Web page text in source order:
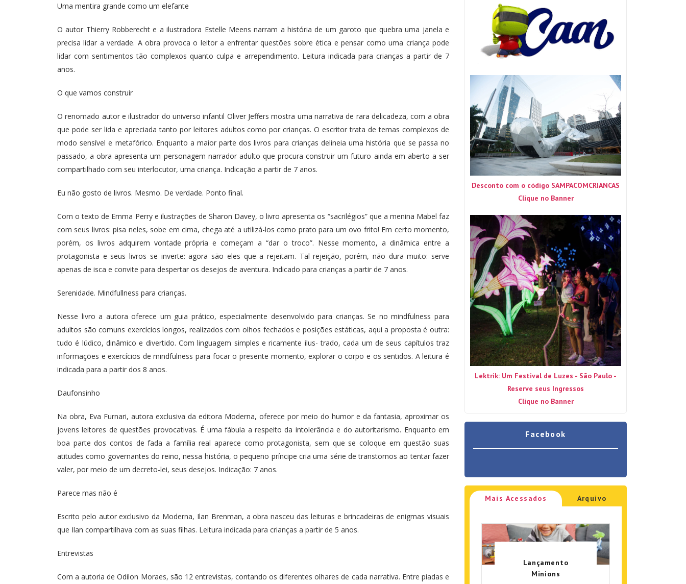
Uma mentira grande como um elefante
O autor Thierry Robberecht e a ilustradora Estelle Meens narram a história de um garoto que quebra uma janela e
precisa lidar a verdade. A obra provoca o leitor a enfrentar questões sobre ética e pensar como uma criança pode
lidar com sentimentos tão complexos quanto culpa e arrependimento. Leitura indicada para crianças a partir de 7
anos.
O que vamos construir
O renomado autor e ilustrador do universo infantil Oliver Jeffers mostra uma narrativa de rara delicadeza, com a obra
que pode ser lida e apreciada tanto por leitores adultos como por crianças. O escritor trata de temas complexos de
modo sensível e metafórico. Enquanto a maior parte dos livros para crianças delineia uma história que se passa no
passado, a obra apresenta um personagem narrador adulto que procura construir um futuro ainda em aberto a ser
compartilhado com seu interlocutor, uma criança. Indicação a partir de 7 anos.
Eu não gosto de livros. Mesmo. De verdade. Ponto final.
Com o texto de Emma Perry e ilustrações de Sharon Davey, o livro apresenta os “sacrilégios” que a menina Mabel faz
com seus livros: pisa neles, sobe em cima, chega até a utilizá-los como prato para um ovo frito! Em certo momento,
porém, os livros adquirem vontade própria e começam a “dar o troco”. Nesse momento, a dinâmica entre a
protagonista e seus livros se inverte: agora são eles que a rejeitam. Tal rejeição, porém, não dura muito: serve
apenas de isca e convite para despertar os desejos de aventura. Indicado para crianças a partir de 7 anos.
Serenidade. Mindfullness para crianças.
Nesse livro a autora oferece um guia prático, especialmente desenvolvido para crianças. Se no mindfulness para
adultos são comuns exercícios longos, realizados com olhos fechados e posições estáticas, aqui a proposta é outra:
tudo é lúdico, dinâmico e divertido. Com linguagem simples e ricamente ilus- trado, cada um de seus capítulos traz
informações e exercícios de mindfulness para focar o presente momento, explorar o corpo e os sentidos. A leitura é
indicada para a partir dos 8 anos.
Daufonsinho
Na obra, Eva Furnari, autora exclusiva da editora Moderna, oferece por meio do humor e da fantasia, aproximar os
jovens leitores de questões provocativas. É uma fábula a respeito da intolerância e do autoritarismo. Enquanto em
boa parte dos contos de fada a família real aparece como protagonista, sem que se coloque em questão suas
atitudes como governantes do reino, nessa história, o pequeno príncipe cria uma série de transtornos ao tentar fazer
valer, por meio de um decreto-lei, seus desejos. Indicação: 7 anos.
Parece mas não é
Escrito pelo autor exclusivo da Moderna, Ilan Brenman, a obra nasceu das leituras e brincadeiras de enigmas visuais
que Ilan compartilhava com as suas filhas. Leitura indicada para crianças a partir de 5 anos.
Entrevistas
Com a autoria de Odilon Moraes, são 12 entrevistas, contando os diferentes olhares de cada narrativa. Entre piadas e
Desconto com o código SAMPACOMCRIANCAS
Clique no Banner
Lektrik: Um Festival de Luzes - São Paulo -
Reserve seus Ingressos
Clique no Banner
Facebook
Mais Acessados Arquivo
Lançamento
Minions